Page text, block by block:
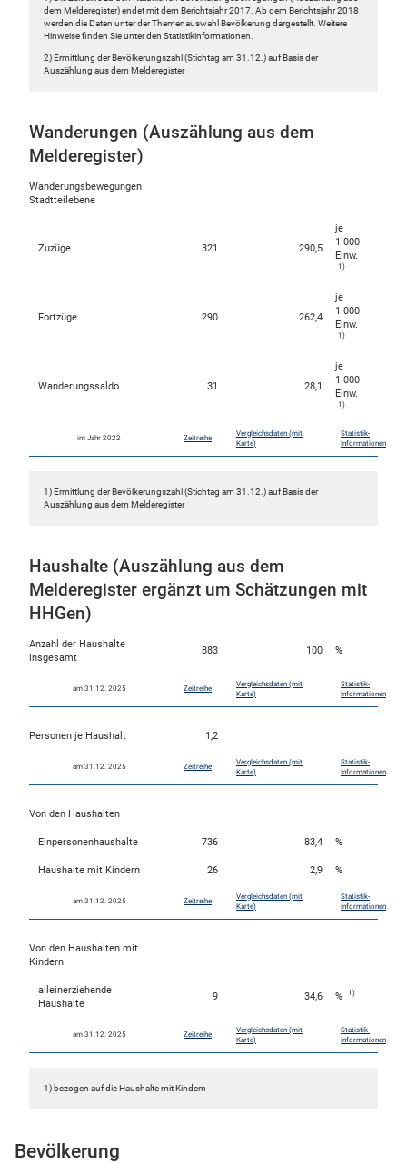
dem Melderegister) endet mit dem Berichtsjahr 2017. Ab dem Berichtsjahr 2018
werden die Daten unter der Themenauswahl Bevölkerung dargestellt. Weitere
Hinweise finden Sie unter den Statistikinformationen.
2) Ermittlung der Bevölkerungszahl (Stichtag am 31.12.) auf Basis der
Auszählung aus dem Melderegister
Wanderungen (Auszählung aus dem
Melderegister)
Wanderungsbewegungen
Stadtteilebene
Zuzüge 321 290,5
je
1 000
Einw.
1)
Fortzüge 290 262,4
je
1 000
Einw.
1)
Wanderungssaldo 31 28,1
je
1 000
Einw.
1)
im Jahr 2022 Zeitreihe
Vergleichsdaten (mit
Karte)
Statistik-
Informationen
1) Ermittlung der Bevölkerungszahl (Stichtag am 31.12.) auf Basis der
Auszählung aus dem Melderegister
Haushalte (Auszählung aus dem
Melderegister ergänzt um Schätzungen mit
HHGen)
Anzahl der Haushalte
insgesamt
883 100 %
am 31.12. 2025 Zeitreihe
Vergleichsdaten (mit
Karte)
Statistik-
Informationen
Personen je Haushalt 1,2
am 31.12. 2025 Zeitreihe
Vergleichsdaten (mit
Karte)
Statistik-
Informationen
Von den Haushalten
Einpersonenhaushalte 736 83,4 %
Haushalte mit Kindern 26 2,9 %
am 31.12. 2025 Zeitreihe
Vergleichsdaten (mit
Karte)
Statistik-
Informationen
Von den Haushalten mit
Kindern
alleinerziehende
Haushalte
9 34,6 % 1)
am 31.12. 2025 Zeitreihe
Vergleichsdaten (mit
Karte)
Statistik-
Informationen
1) bezogen auf die Haushalte mit Kindern
Bevölkerung